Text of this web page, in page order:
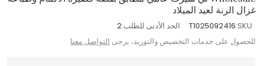
غزال الرنة لعيد الميلاد
SKU:
T1025092416 الحد الأدنى للطلب:2
للحصول على خدمات التخصيص والتوريد، يرجى التواصل معنا